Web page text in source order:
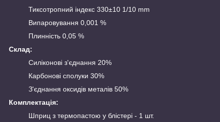
Тиксотропний індекс 330±10 1/10 mm
Випаровування 0,001 %
Плинність 0,05 %
Склад:
Силіконові з'єднання 20%
Карбонові сполуки 30%
З'єднання оксидів металів 50%
Комплектація:
Шприц з термопастою у блістері - 1 шт.